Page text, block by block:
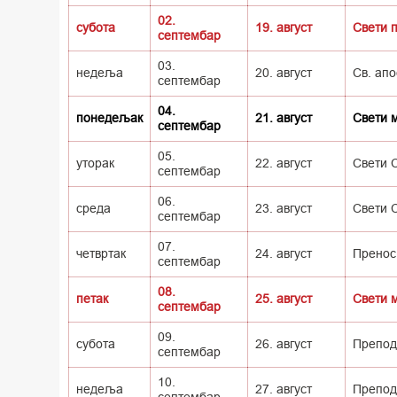
субота
02.
септембар
19. август Свети
недеља
03.
септембар
20. август Св.
понедељак
04.
септембар
21. август Свети
уторак
05.
септембар
22. август Свети
среда
06.
септембар
23. август Свети
четвртак
07.
септембар
24. август
петак
08.
септембар
25. август Свети
субота
09.
септембар
26. август
недеља
10.
27. август